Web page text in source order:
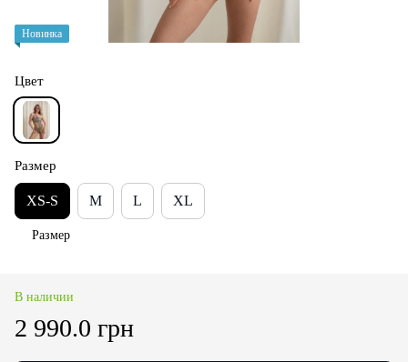
Новинка
Цвет
Размер
XS-S M L XL
Размер
В наличии
2 990.0 грн